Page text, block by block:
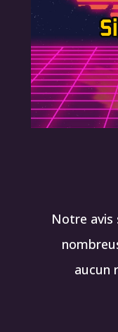
Notre avis
aucun